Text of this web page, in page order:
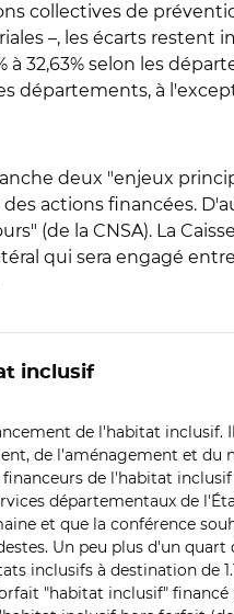
collectives de
–, les écarts restent
à 32,63% selon les
départements, à
deux "enjeux
actions financées.
(de la CNSA). La
qui sera engagé
inclusif
de l'habitat inclusif.
de l'aménagement et du
de l'habitat
départementaux de
et que la conférence
Un peu plus d'un
inclusifs à destination de
"habitat inclusif" financé